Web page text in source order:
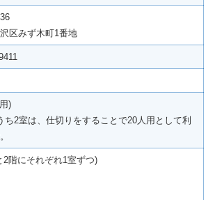
区みず木町1番地
)
ち2室は、仕切りをすることで20人用として利
2階にそれぞれ1室ずつ)